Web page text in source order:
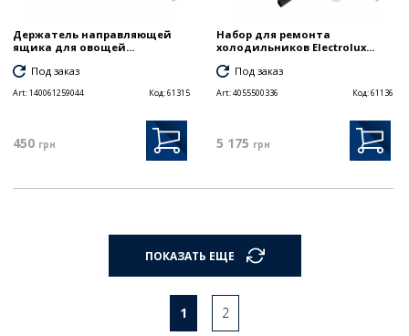
Держатель направляющей
ящика для овощей...
Под заказ
Art:140061259044 Код:61315
450 грн
Набор для ремонта
холодильников Electrolux...
Под заказ
Art:4055500336 Код:61136
5 175 грн
ПОКАЗАТЬ ЕЩЕ
1 2